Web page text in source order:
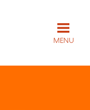
MENU